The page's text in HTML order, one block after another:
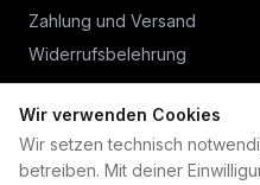
Wir verwenden Cookies
Wir setzen technisch
betreiben. Mit deiner
Zahlung und Versand
Widerrufsbelehrung
PLAN B